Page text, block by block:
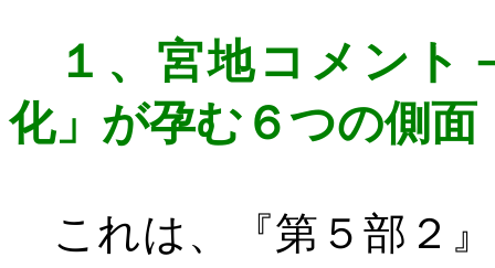
１、 宮地コメント
化」が孕む６つの側面
これは、『第５部２